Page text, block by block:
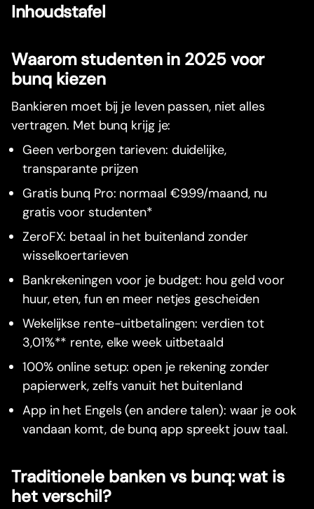
Inhoudstafel
Waarom studenten in 2025 voor
bunq kiezen
Bankieren moet bij je leven passen, niet alles
vertragen. Met bunq krijg je:
Geen verborgen tarieven: duidelijke,
transparante prijzen
Gratis bunq Pro: normaal €9.99/maand, nu
gratis voor studenten*
ZeroFX: betaal in het buitenland zonder
wisselkoertarieven
Bankrekeningen voor je budget: hou geld voor
huur, eten, fun en meer netjes gescheiden
Wekelijkse rente-uitbetalingen: verdien tot
3,01%** rente, elke week uitbetaald
100% online setup: open je rekening zonder
papierwerk, zelfs vanuit het buitenland
App in het Engels (en andere talen): waar je ook
vandaan komt, de bunq app spreekt jouw taal.
Traditionele banken vs bunq: wat is
het verschil?